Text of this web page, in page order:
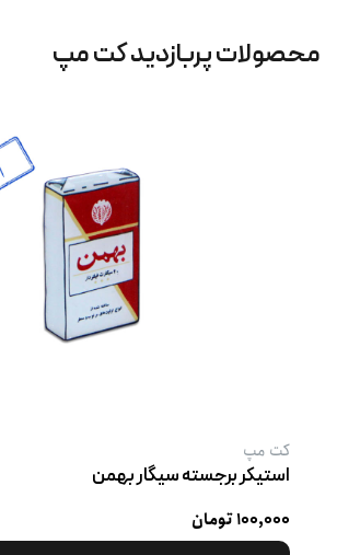
محصولات پربازدید کت‌ مپ
کت‌ مپ
استیکر برجسته سیگار بهمن
۱۰۰,۰۰۰ تومان